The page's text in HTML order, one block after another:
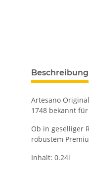
Beschreibung
Artesano
1748 bekannt
Ob in geselliger
robustem
Inhalt: 0.24l